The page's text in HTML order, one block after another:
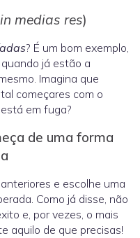
in medias res)
? É um bom exemplo,
já estão a
Imagina que
começares com o
em fuga?
de uma forma
e escolhe uma
Como já disse, não
e, por vezes, o mais
aquilo de que precisas!